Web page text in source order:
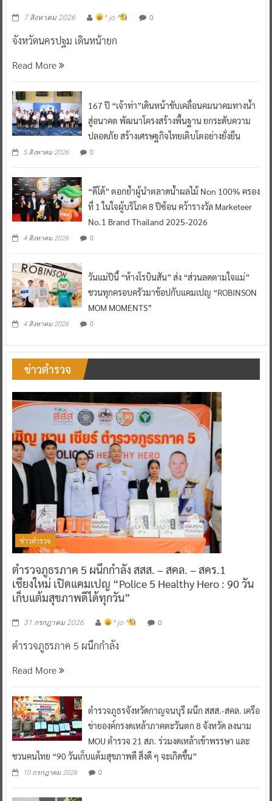
7 สิงหาคม 2026 ^ jo ^ 0
จังหวัดนครปฐม เดินหน้ายก
Read More
167 ปี “เจ้าท่า”เดินหน้าขับเคลื่อนคมนาคมทางน้ำ
สู่อนาคต พัฒนาโครงสร้างพื้นฐาน ยกระดับความ
ปลอดภัย สร้างเศรษฐกิจไทยเติบโตอย่างยั่งยืน
5 สิงหาคม 2026 0
“ดีโด้” ตอกย้ำผู้นำตลาดน้ำผลไม้ Non 100% ครอง
ที่ 1 ในใจผู้บริโภค 8 ปีซ้อน คว้ารางวัล Marketeer
No.1 Brand Thailand 2025-2026
4 สิงหาคม 2026 0
วันแม่ปีนี้ “ห้างโรบินสัน” ส่ง “ส่วนลดตามใจแม่”
ชวนทุกครอบครัวมาช้อปกับแคมเปญ “ROBINSON
MOM MOMENTS”
4 สิงหาคม 2026 0
ข่าวตำรวจ
ข่าวตำรวจ
ตำรวจภูธรภาค 5 ผนึกกำลัง สสส. – สคล. – สคร.1
เชียงใหม่ เปิดแคมเปญ “Police 5 Healthy Hero : 90 วัน
เก็บแต้มสุขภาพดีได้ทุกวัน”
31 กรกฎาคม 2026 ^ jo ^ 0
ตำรวจภูธรภาค 5 ผนึกกำลัง
Read More
ตำรวจภูธรจังหวัดกาญจนบุรี ผนึก สสส.-สคล. เครือ
ข่ายองค์กรงดเหล้าภาคตะวันตก 8 จังหวัด ลงนาม
MOU ตำรวจ 21 สภ. ร่วมงดเหล้าเข้าพรรษา และ
ชวนคนไทย “90 วันเก็บแต้มสุขภาพดี สิ่งดี ๆ จะเกิดขึ้น”
10 กรกฎาคม 2026 0